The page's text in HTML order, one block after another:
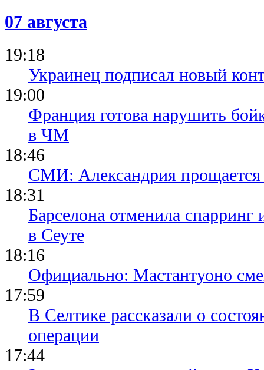
участии
на ЧМ
07 августа
19:18
Украинец подписал новый
19:00
Франция готова нарушить
в ЧМ
18:46
СМИ: Александрия
18:31
Барселона отменила спарринг
в Сеуте
18:16
Официально: Мастантуоно
17:59
В Селтике рассказали о
операции
17:44